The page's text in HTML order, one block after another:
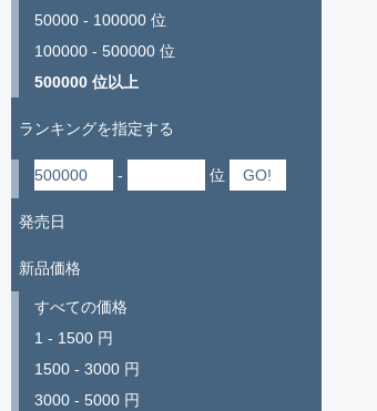
50000 - 100000 位
100000 - 500000 位
500000 位以上
ランキングを指定する
- 位
発売日
新品価格
すべての価格
1 - 1500 円
1500 - 3000 円
3000 - 5000 円